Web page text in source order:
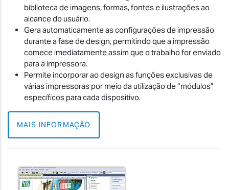
biblioteca de imagens, formas, fontes e ilustrações ao
alcance do usuário.
Gera automaticamente as configurações de impressão
durante a fase de design, permitindo que a impressão
comece imediatamente assim que o trabalho for enviado
para a impressora.
Permite incorporar ao design as funções exclusivas de
várias impressoras por meio da utilização de “módulos”
específicos para cada dispositivo.
MAIS INFORMAÇÃO